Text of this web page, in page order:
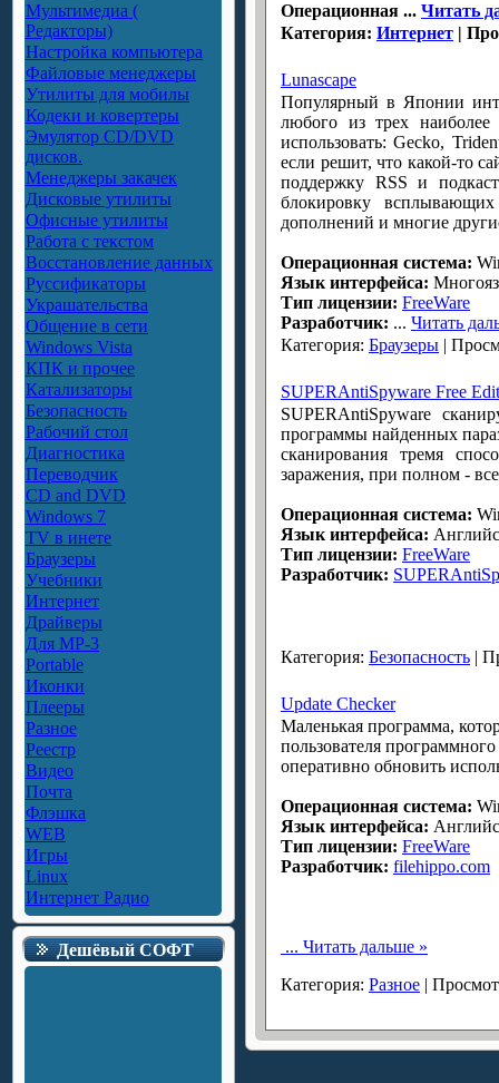
Мультимедиа (
Редакторы)
Настройка компьютера
Файловые менеджеры
Утилиты для мобилы
Кодеки и ковертеры
Эмулятор CD/DVD
дисков.
Менеджеры закачек
Дисковые утилиты
Офисные утилиты
Работа с текстом
Восстановление данных
Руссификаторы
Украшательства
Общение в сети
Windows Vista
КПК и прочее
Катализаторы
Безопасность
Рабочий стол
Диагностика
Переводчик
CD and DVD
Windows 7
TV в инете
Браузеры
Учебники
Интернет
Драйверы
Для MP-3
Portable
Иконки
Плееры
Разное
Реестр
Видео
Почта
Флэшка
WEB
Игры
Linux
Интернет Радио
Дешёвый СОФТ
Операционная ... Читать
Категория: Интернет |
Lunascape
Популярный в Японии
любого из трех
использовать: Gecko,
если решит, что какой-то
поддержку RSS и
блокировку
дополнений и многие
Операционная система:
Язык интерфейса:
Тип лицензии: FreeWare
Разработчик: ... Читать
Категория: Браузеры |
SUPERAntiSpyware Free
SUPERAntiSpyware
программы найденных
сканирования тремя
заражения, при полном -
Операционная система:
Язык интерфейса:
Тип лицензии: FreeWare
Разработчик:
Категория: Безопасность |
Update Checker
Маленькая программа,
пользователя
оперативно обновить
Операционная система:
Язык интерфейса:
Тип лицензии: FreeWare
Разработчик: filehippo.com
... Читать дальше »
Категория: Разное |